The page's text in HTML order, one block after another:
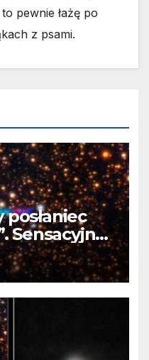
pewnie łażę po
z psami.
Sensacyjne
składzie